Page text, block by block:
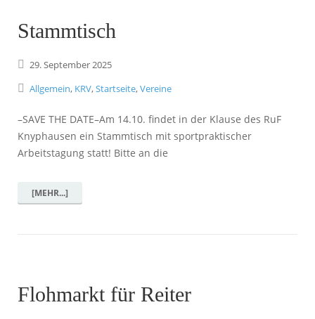
Stammtisch
29.September2025
Allgemein, KRV,Startseite,Vereine
–SAVE THE DATE–Am 14.10. findet in der Klause des RuF
Knyphausen ein Stammtisch mit sportpraktischer
Arbeitstagung statt! Bitte an die
[MEHR...]
Flohmarkt für Reiter